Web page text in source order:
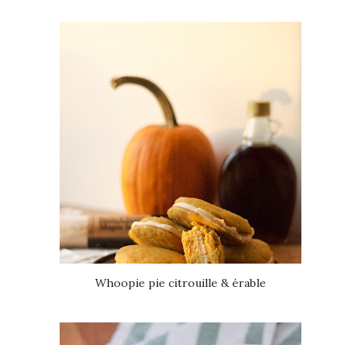
Whoopie pie citrouille & érable